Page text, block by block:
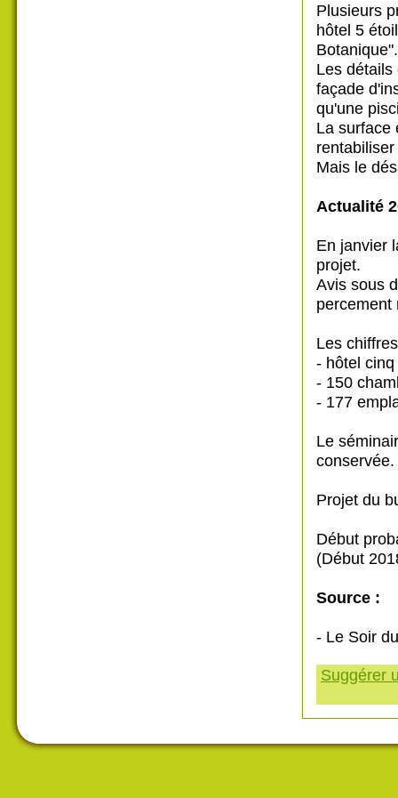
Plusieurs
hôtel 5
Botanique".
Les détails
façade
qu'une
La surface
Mais le
Actualité
En janvier
projet.
Avis sous
Les
- hôtel
- 150
- 177
Le
conservée.
Projet du
Début
(Début
Source :
- Le Soir
Suggérer